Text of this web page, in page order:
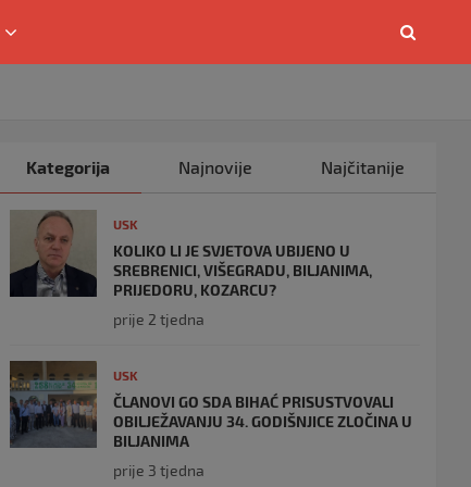
Kategorija Najnovije Najčitanije
USK
KOLIKO LI JE SVJETOVA UBIJENO U
SREBRENICI, VIŠEGRADU, BILJANIMA,
PRIJEDORU, KOZARCU?
prije 2 tjedna
USK
ČLANOVI GO SDA BIHAĆ PRISUSTVOVALI
OBILJEŽAVANJU 34. GODIŠNJICE ZLOČINA U
BILJANIMA
prije 3 tjedna